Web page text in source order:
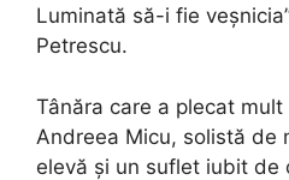
Luminată să-i fie
Petrescu.
Tânăra care a plecat
Andreea Micu, solistă de
elevă și un suflet iubit de